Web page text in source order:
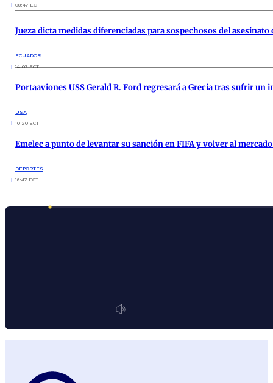
08:47 ECT
Jueza dicta medidas diferenciadas para sospechosos del
ECUADOR
14:07 ECT
Portaaviones USS Gerald R. Ford regresará a Grecia tras sufrir un
USA
10:20 ECT
Emelec a punto de levantar su sanción en FIFA y volver al
DEPORTES
16:47 ECT